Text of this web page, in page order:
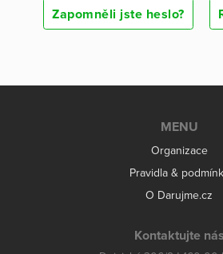
Zapomněli jste heslo?
MENU
Organizace
Pravidla &
O Darujme.cz
Kontaktujte nás